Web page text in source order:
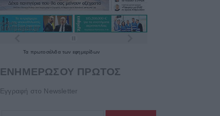
Τα πρωτοσέλιδατων εφημερίδων
ΕΝΗΜΕΡΩΣΟΥ ΠΡΩΤΟΣ
Εγγραφή στο Newsletter